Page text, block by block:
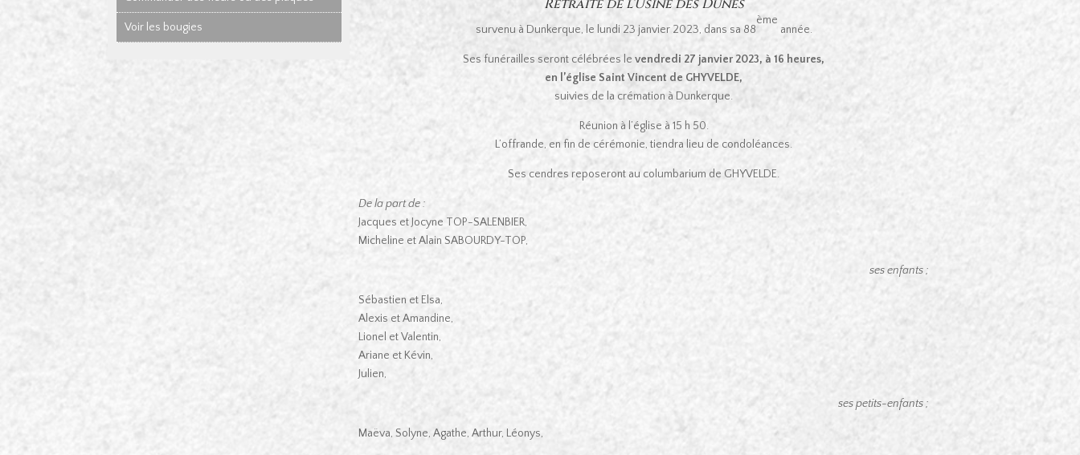
Voir les bougies
Retraité de l’Usine des Dunes
survenu à Dunkerque, le lundi 23 janvier 2023, dans sa 88
ème
année.
Ses funérailles seront célébrées levendredi 27 janvier 2023, à 16 heures,
en l’église Saint Vincent de GHYVELDE,
suivies de la crémation à Dunkerque.
Réunion à l’église à 15 h 50.
L’offrande, en fin de cérémonie, tiendra lieu de condoléances.
Ses cendres reposeront au columbarium de GHYVELDE.
De la part de :
Jacques et Jocyne TOP-SALENBIER,
Micheline et Alain SABOURDY-TOP,
ses enfants ;
Sébastien et Elsa,
Alexis et Amandine,
Lionel et Valentin,
Ariane et Kévin,
Julien,
ses petits-enfants ;
Maëva, Solyne, Agathe, Arthur, Léonys,